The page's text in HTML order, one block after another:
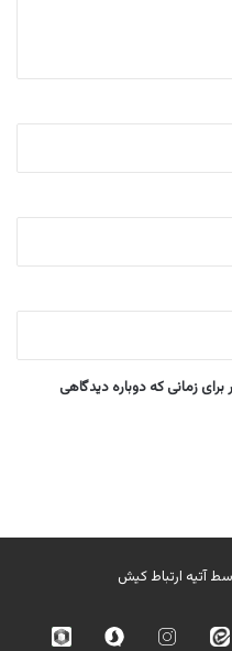
زمانی که دوباره دیدگاهی
آتیه ارتباط کیش
ایتا اینستاگرامسروش